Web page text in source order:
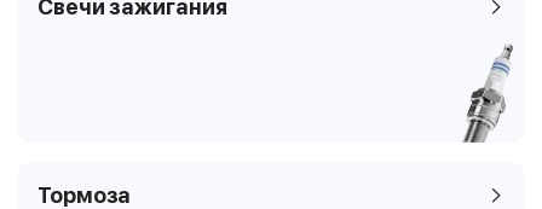
Свечи зажигания
Тормоза